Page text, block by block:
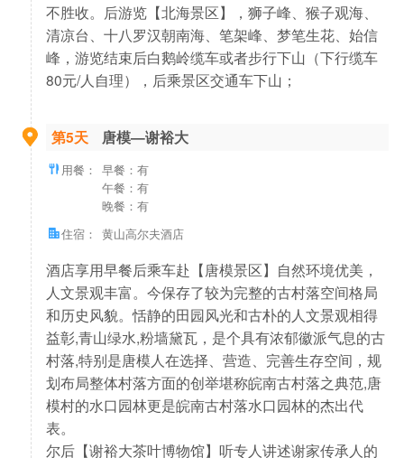
不胜收。后游览【北海景区】，狮子峰、猴子观海、
清凉台、十八罗汉朝南海、笔架峰、梦笔生花、始信
峰，游览结束后白鹅岭缆车或者步行下山（下行缆车
80元/人自理），后乘景区交通车下山；
第5天 唐模—谢裕大
用餐： 早餐：有
午餐：有
晚餐：有
住宿： 黄山高尔夫酒店
酒店享用早餐后乘车赴【唐模景区】自然环境优美，
人文景观丰富。今保存了较为完整的古村落空间格局
和历史风貌。恬静的田园风光和古朴的人文景观相得
益彰,青山绿水,粉墙黛瓦，是个具有浓郁徽派气息的古
村落,特别是唐模人在选择、营造、完善生存空间，规
划布局整体村落方面的创举堪称皖南古村落之典范,唐
模村的水口园林更是皖南古村落水口园林的杰出代
表。
尔后【谢裕大茶叶博物馆】听专人讲述谢家传承人的